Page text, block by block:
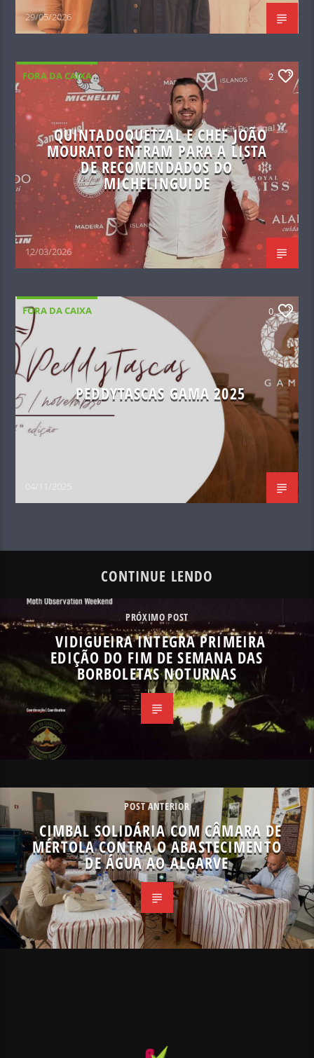
29/05/2026
FORA DA CAIXA 2
QUINTADOQUETZAL E CHEF JOÃO
MOURATO ENTRAM PARA A LISTA
DE RECOMENDADOS DO
MICHELINGUIDE
12/03/2026
FORA DA CAIXA 0
PEDDYTASCAS GAMA 2025
CONTINUE LENDO
PRÓXIMO POST
VIDIGUEIRA INTEGRA PRIMEIRA
EDIÇÃO DO FIM DE SEMANA DAS
BORBOLETAS NOTURNAS
POST ANTERIOR
CIMBAL SOLIDÁRIA COM CÂMARA DE
MÉRTOLA CONTRA O ABASTECIMENTO
DE ÁGUA AO ALGARVE